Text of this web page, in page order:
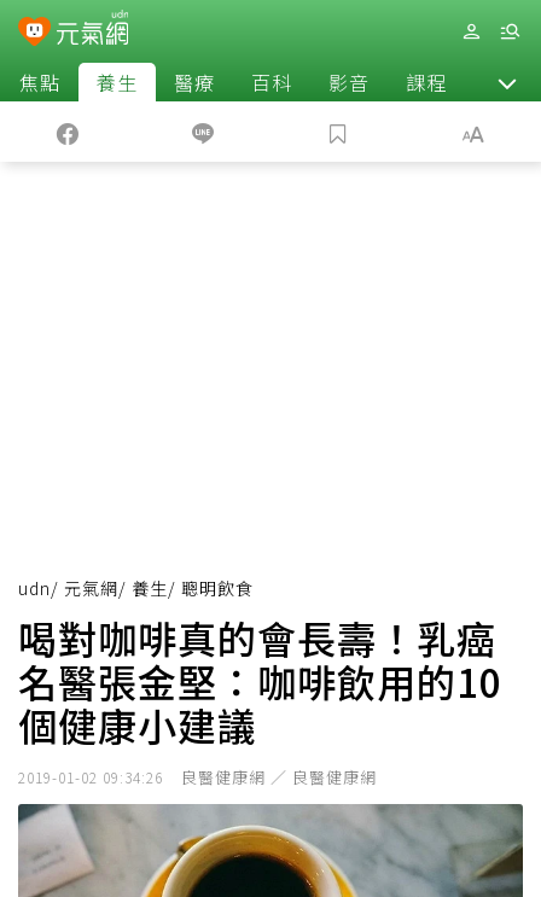
焦點 養生 醫療 百科 影音 課程 退休
udn/ 元氣網/ 養生/ 聰明飲食
喝對咖啡真的會長壽！乳癌
名醫張金堅：咖啡飲用的10
個健康小建議
2019-01-02 09:34:26 良醫健康網 ／ 良醫健康網